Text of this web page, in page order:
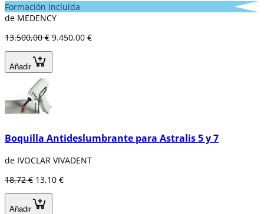
Formación incluida
de MEDENCY
13.500,00 € 9.450,00 €
Añadir
Boquilla Antideslumbrante para Astralis 5 y 7
de IVOCLAR VIVADENT
18,72 € 13,10 €
Añadir